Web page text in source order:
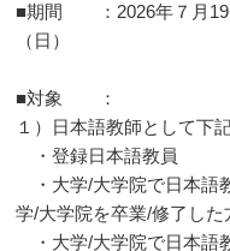
■期間 ：2026年７月
（日）
■対象 ：
１）日本語教師として下
・登録日本語教員
・大学/大学院で日本語
学/大学院を卒業/修了した
・大学/大学院で日本語